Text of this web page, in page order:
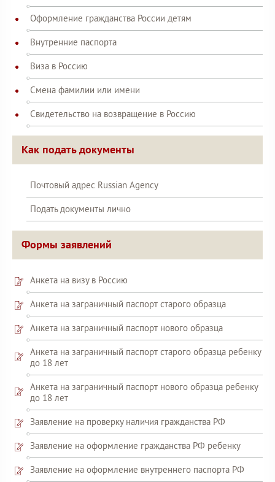
Оформление гражданства России детям
Внутренние паспорта
Виза в Россию
Смена фамилии или имени
Свидетельство на возвращение в Россию
Как подать документы
Почтовый адрес Russian Agency
Подать документы лично
Формы заявлений
Анкета на визу в Россию
Анкета на заграничный паспорт старого образца
Анкета на заграничный паспорт нового образца
Анкета на заграничный паспорт старого образца ребенку
до 18 лет
Анкета на заграничный паспорт нового образца ребенку
до 18 лет
Заявление на проверку наличия гражданства РФ
Заявление на оформление гражданства РФ ребенку
Заявление на оформление внутреннего паспорта РФ